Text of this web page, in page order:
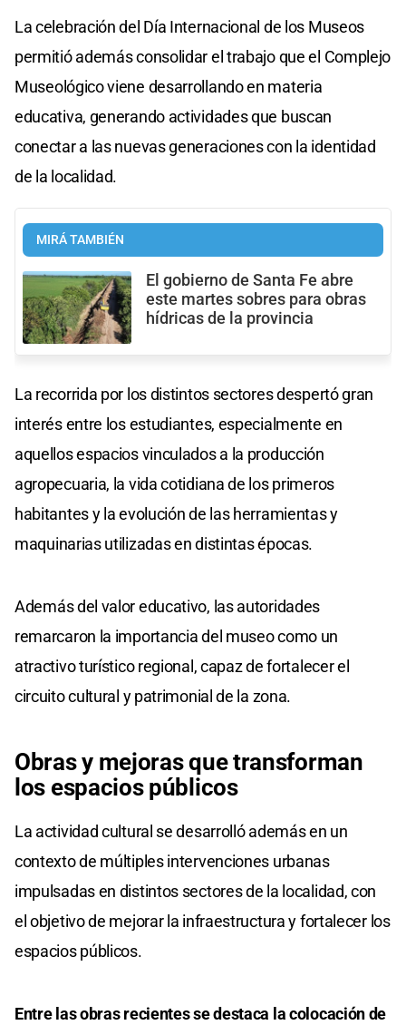
La celebración del Día Internacional de los Museos
permitió además consolidar el trabajo que el Complejo
Museológico viene desarrollando en materia
educativa, generando actividades que buscan
conectar a las nuevas generaciones con la identidad
de la localidad.
MIRÁ TAMBIÉN
El gobierno de Santa Fe abre
este martes sobres para obras
hídricas de la provincia
La recorrida por los distintos sectores despertó gran
interés entre los estudiantes, especialmente en
aquellos espacios vinculados a la producción
agropecuaria, la vida cotidiana de los primeros
habitantes y la evolución de las herramientas y
maquinarias utilizadas en distintas épocas.
Además del valor educativo, las autoridades
remarcaron la importancia del museo como un
atractivo turístico regional, capaz de fortalecer el
circuito cultural y patrimonial de la zona.
Obras y mejoras que transforman
los espacios públicos
La actividad cultural se desarrolló además en un
contexto de múltiples intervenciones urbanas
impulsadas en distintos sectores de la localidad, con
el objetivo de mejorar la infraestructura y fortalecer los
espacios públicos.
Entre las obras recientes se destaca la colocación de